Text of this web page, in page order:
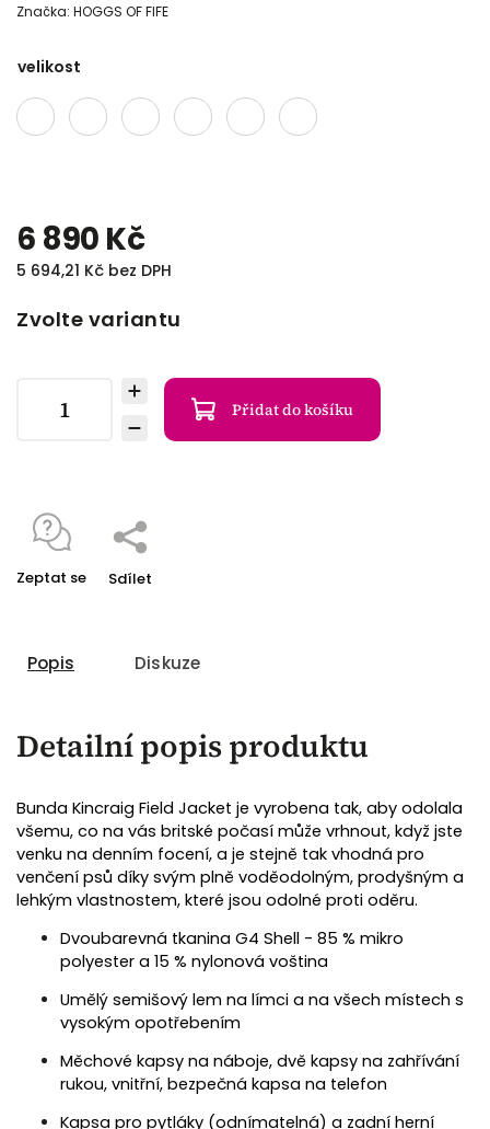
Značka: HOGGS OF FIFE
velikost
6 890 Kč
5 694,21 Kč bez DPH
Zvolte variantu
Přidat do košíku
Zeptat se Sdílet
Popis Diskuze
Detailní popis produktu
Bunda Kincraig Field Jacket je vyrobena tak, aby odolala
všemu, co na vás britské počasí může vrhnout, když jste
venku na denním focení, a je stejně tak vhodná pro
venčení psů díky svým plně voděodolným, prodyšným a
lehkým vlastnostem, které jsou odolné proti oděru.
Dvoubarevná tkanina G4 Shell - 85 % mikro
polyester a 15 % nylonová voština
Umělý semišový lem na límci a na všech místech s
vysokým opotřebením
Měchové kapsy na náboje, dvě kapsy na zahřívání
rukou, vnitřní, bezpečná kapsa na telefon
Kapsa pro pytláky (odnímatelná) a zadní herní